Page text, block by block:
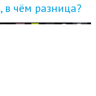
в чём разница?